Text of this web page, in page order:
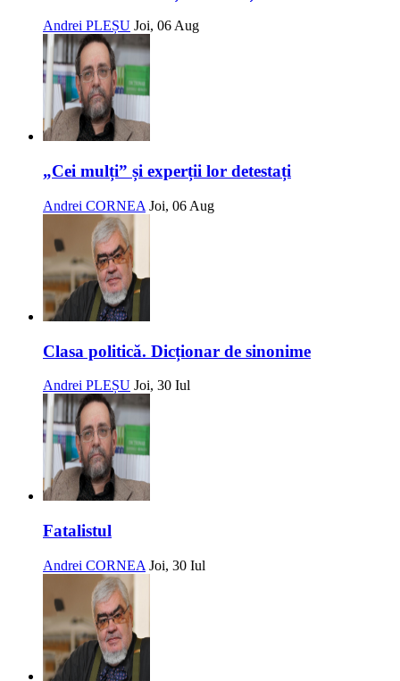
Andrei PLEȘU Joi, 06 Aug
„Cei mulți” și experții lor detestați
Andrei CORNEA Joi, 06 Aug
Clasa politică. Dicționar de sinonime
Andrei PLEȘU Joi, 30 Iul
Fatalistul
Andrei CORNEA Joi, 30 Iul